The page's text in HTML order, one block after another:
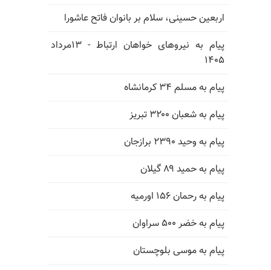
اربعین حسینی، سلام بر بانوان فاتح عاشورا
پیام به نیروهای خواهان ارتباط - ۱۳مرداد
۱۴۰۵
پیام به مسلم ۳۴ کرمانشاه
پیام به شعبان ۳۲۰۰ تبریز
پیام به وحید ۲۳۹۰ برازجان
پیام به حمید ۸۹ گیلان
پیام به رحمان ۱۵۶ اورمیه
پیام به خضر ۵۰۰ سراوان
پیام به موسی بلوچستان